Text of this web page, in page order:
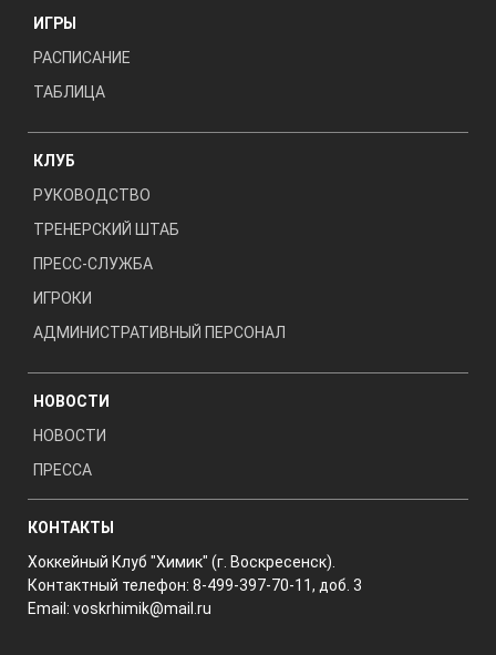
ИГРЫ
РАСПИСАНИЕ
ТАБЛИЦА
КЛУБ
РУКОВОДСТВО
ТРЕНЕРСКИЙ ШТАБ
ПРЕСС-СЛУЖБА
ИГРОКИ
АДМИНИСТРАТИВНЫЙ ПЕРСОНАЛ
НОВОСТИ
НОВОСТИ
ПРЕССА
КОНТАКТЫ
Хоккейный Клуб "Химик" (г. Воскресенск).
Контактный телефон: 8-499-397-70-11, доб. 3
Email: voskrhimik@mail.ru